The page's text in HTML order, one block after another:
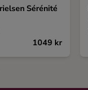
Sérénité
1049 kr